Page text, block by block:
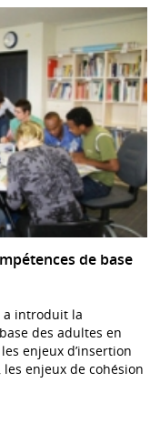
de base
a introduit la
des adultes en
enjeux d’insertion
enjeux de cohésion